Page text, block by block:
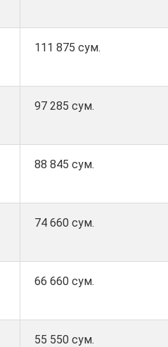
111 875 сум.
97 285 сум.
88 845 сум.
74 660 сум.
66 660 сум.
55 550 сум.